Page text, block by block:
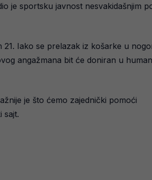
je sportsku javnost nesvakidašnjim
21. Iako se prelazak iz košarke u
angažmana bit će doniran u
je što ćemo zajednički pomoći
sajt.